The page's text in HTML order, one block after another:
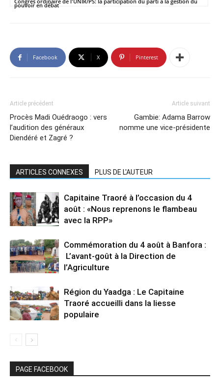
pouvoir en débat
Facebook X Pinterest
Article précédent
Procès Madi Ouédraogo : vers
l’audition des généraux
Diendéré et Zagré ?
Article suivant
Gambie: Adama Barrow
nomme une vice-présidente
ARTICLES CONNEXES PLUS DE L'AUTEUR
Capitaine Traoré à l’occasion du 4
août : «Nous reprenons le flambeau
avec la RPP»
Commémoration du 4 août à Banfora :
L’avant-goût à la Direction de
l’Agriculture
Région du Yaadga : Le Capitaine
Traoré accueilli dans la liesse
populaire
PAGE FACEBOOK